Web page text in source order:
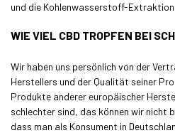
und die Kohlenwasserstoff-Extraktion.
WIE VIEL CBD TROPFEN BEI
Wir haben uns persönlich von der
Herstellers und der Qualität seiner
Produkte anderer europäischer
schlechter sind, das können wir nicht
dass man als Konsument in